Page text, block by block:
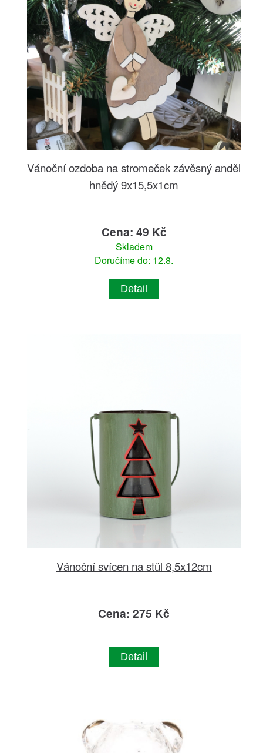
Vánoční ozdoba na stromeček závěsný anděl
hnědý 9x15,5x1cm
Cena: 49 Kč
Skladem
Doručíme do: 12.8.
Detail
Vánoční svícen na stůl 8,5x12cm
Cena: 275 Kč
Detail